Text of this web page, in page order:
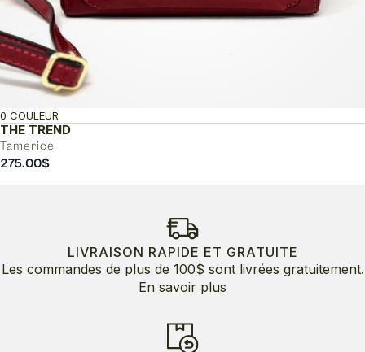
THE TREND
Tamerice
0 COULEUR
275.00$
LIVRAISON RAPIDE ET GRATUITE
Les commandes de plus de 100$ sont livrées gratuitement.
En savoir plus